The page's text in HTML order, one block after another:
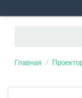
Главная